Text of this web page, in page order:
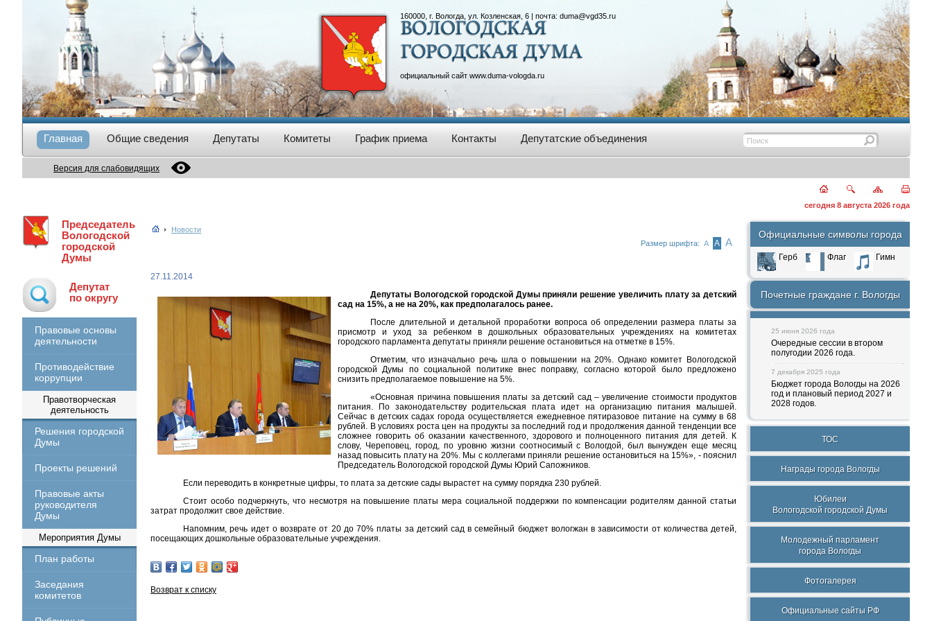
160000, г. Вологда, ул. Козленская, 6 | почта: duma@vgd35.ru
официальный сайт www.duma-vologda.ru
Главная Общие сведения Депутаты Комитеты График приема Контакты Депутатские объединения
Версия для слабовидящих
сегодня 8 августа 2026 года
Председатель
Вологодской
городской
Думы
Депутат
по округу
Правовые основы
деятельности
Противодействие
коррупции
Правотворческая
деятельность
Решения городской
Думы
Проекты решений
Правовые акты
руководителя
Думы
Мероприятия Думы
План работы
Заседания
комитетов
Новости
Размер шрифта: А А А
27.11.2014
Депутаты Вологодской городской Думы приняли решение увеличить плату за детский
сад на 15%, а не на 20%, как предполагалось ранее.
После длительной и детальной проработки вопроса об определении размера платы за
присмотр и уход за ребенком в дошкольных образовательных учреждениях на комитетах
городского парламента депутаты приняли решение остановиться на отметке в 15%.
Отметим, что изначально речь шла о повышении на 20%. Однако комитет Вологодской
городской Думы по социальной политике внес поправку, согласно которой было предложено
снизить предполагаемое повышение на 5%.
«Основная причина повышения платы за детский сад – увеличение стоимости продуктов
питания. По законодательству родительская плата идет на организацию питания малышей.
Сейчас в детских садах города осуществляется ежедневное пятиразовое питание на сумму в 68
рублей. В условиях роста цен на продукты за последний год и продолжения данной тенденции все
сложнее говорить об оказании качественного, здорового и полноценного питания для детей. К
слову, Череповец, город, по уровню жизни соотносимый с Вологдой, был вынужден еще месяц
назад повысить плату на 20%. Мы с коллегами приняли решение остановиться на 15%», - пояснил
Председатель Вологодской городской Думы Юрий Сапожников.
Если переводить в конкретные цифры, то плата за детские сады вырастет на сумму порядка 230 рублей.
Стоит особо подчеркнуть, что несмотря на повышение платы мера социальной поддержки по компенсации родителям данной статьи
затрат продолжит свое действие.
Напомним, речь идет о возврате от 20 до 70% платы за детский сад в семейный бюджет вологжан в зависимости от количества детей,
посещающих дошкольные образовательные учреждения.
Возврат к списку
Официальные символы города
Герб Флаг Гимн
Почетные граждане г. Вологды
25 июня 2026 года
Очередные сессии в втором
полугодии 2026 года.
7 декабря 2025 года
Бюджет города Вологды на 2026
год и плановый период 2027 и
2028 годов.
ТОС
Награды города Вологды
Юбилеи
Вологодской городской Думы
Молодежный парламент
города Вологды
Фотогалерея
Официальные сайты РФ